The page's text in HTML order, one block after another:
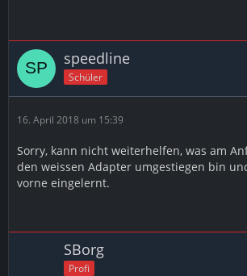
speedline
Schüler
16. April 2018 um 15:39
Sorry, kann nicht weiterhelfen, was am
den weissen Adapter umgestiegen bin
vorne eingelernt.
SBorg
Profi